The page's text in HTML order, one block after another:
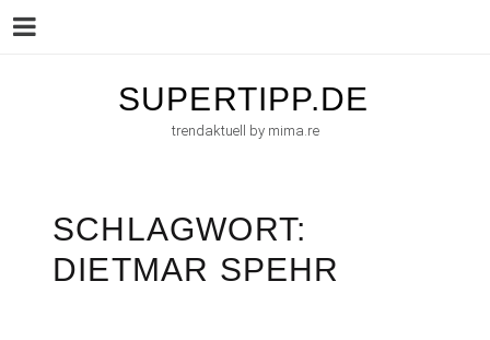
SUPERTIPP.DE
trendaktuell by mima.re
SCHLAGWORT:
DIETMAR SPEHR
Menu